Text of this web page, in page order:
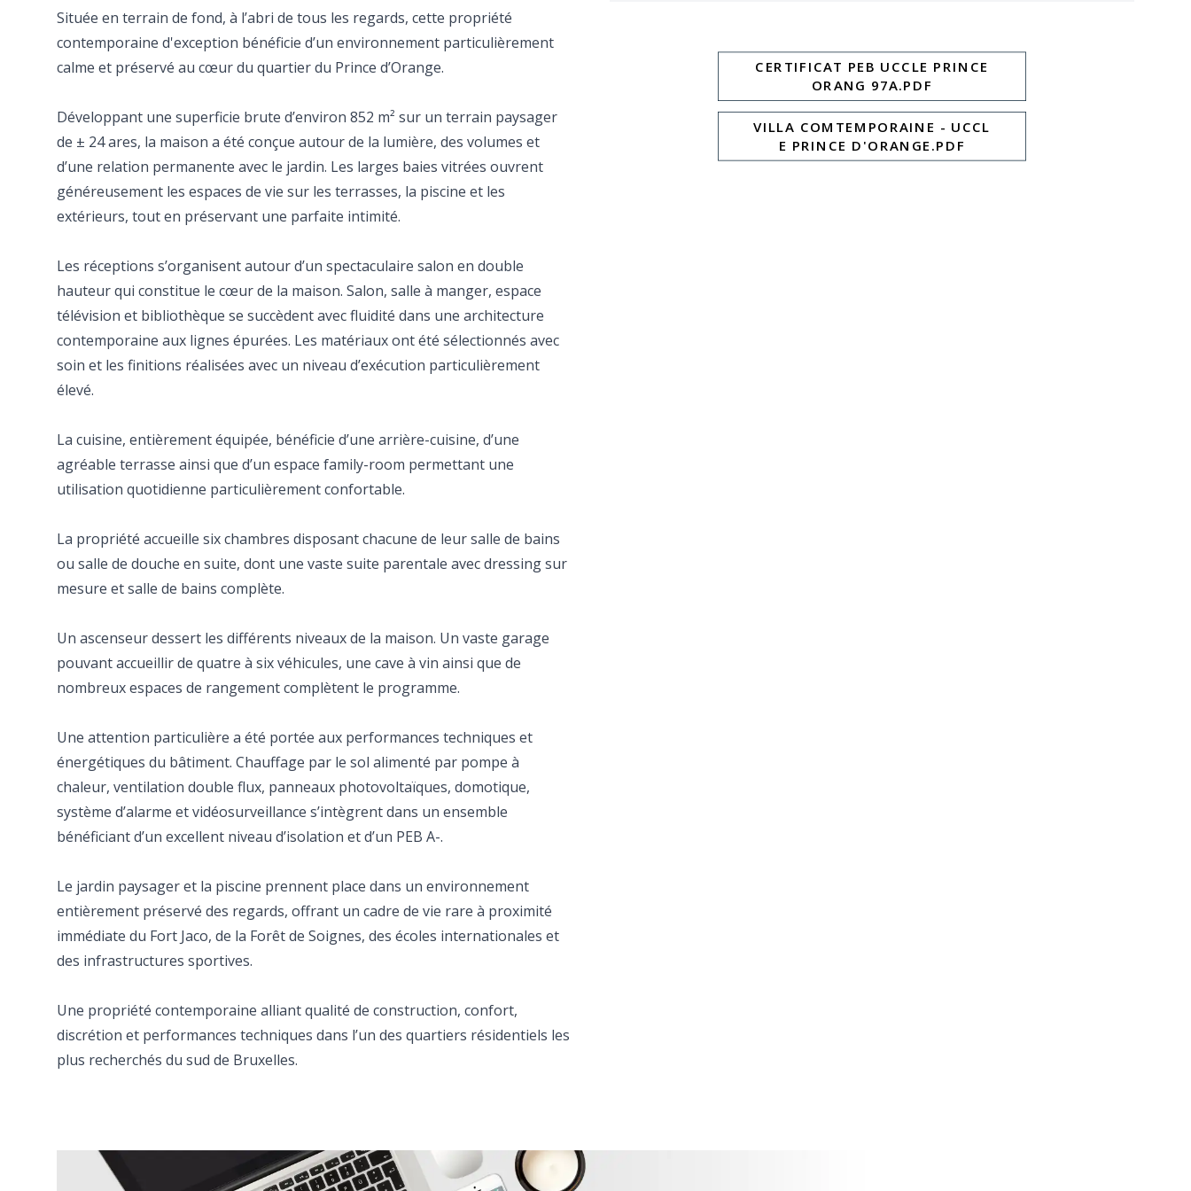
Située en terrain de fond, à l’abri de tous les regards, cette propriété
contemporaine d'exception bénéficie d’un environnement particulièrement
calme et préservé au cœur du quartier du Prince d’Orange.
Développant une superficie brute d’environ 852 m² sur un terrain paysager
de ± 24 ares, la maison a été conçue autour de la lumière, des volumes et
d’une relation permanente avec le jardin. Les larges baies vitrées ouvrent
généreusement les espaces de vie sur les terrasses, la piscine et les
extérieurs, tout en préservant une parfaite intimité.
Les réceptions s’organisent autour d’un spectaculaire salon en double
hauteur qui constitue le cœur de la maison. Salon, salle à manger, espace
télévision et bibliothèque se succèdent avec fluidité dans une architecture
contemporaine aux lignes épurées. Les matériaux ont été sélectionnés avec
soin et les finitions réalisées avec un niveau d’exécution particulièrement
élevé.
La cuisine, entièrement équipée, bénéficie d’une arrière-cuisine, d’une
agréable terrasse ainsi que d’un espace family-room permettant une
utilisation quotidienne particulièrement confortable.
La propriété accueille six chambres disposant chacune de leur salle de bains
ou salle de douche en suite, dont une vaste suite parentale avec dressing sur
mesure et salle de bains complète.
Un ascenseur dessert les différents niveaux de la maison. Un vaste garage
pouvant accueillir de quatre à six véhicules, une cave à vin ainsi que de
nombreux espaces de rangement complètent le programme.
Une attention particulière a été portée aux performances techniques et
énergétiques du bâtiment. Chauffage par le sol alimenté par pompe à
chaleur, ventilation double flux, panneaux photovoltaïques, domotique,
système d’alarme et vidéosurveillance s’intègrent dans un ensemble
bénéficiant d’un excellent niveau d’isolation et d’un PEB A-.
Le jardin paysager et la piscine prennent place dans un environnement
entièrement préservé des regards, offrant un cadre de vie rare à proximité
immédiate du Fort Jaco, de la Forêt de Soignes, des écoles internationales et
des infrastructures sportives.
Une propriété contemporaine alliant qualité de construction, confort,
discrétion et performances techniques dans l’un des quartiers résidentiels les
plus recherchés du sud de Bruxelles.
CERTIFICAT PEB UCCLE PRINCE
ORANG 97A.PDF
VILLA COMTEMPORAINE - UCCL
E PRINCE D'ORANGE.PDF